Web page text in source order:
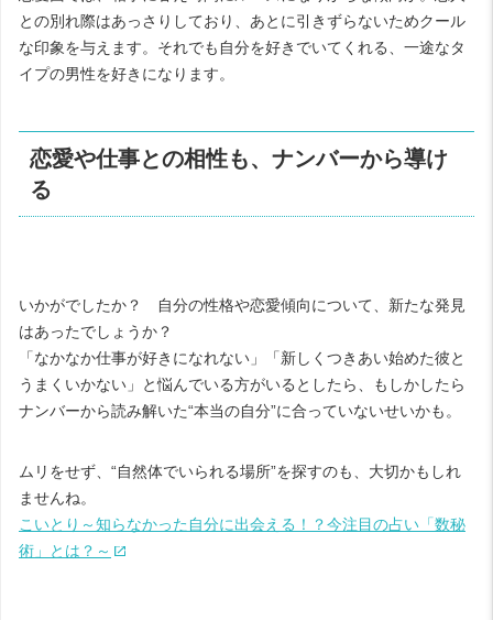
との別れ際はあっさりしており、あとに引きずらないためクール
な印象を与えます。それでも自分を好きでいてくれる、一途なタ
イプの男性を好きになります。
恋愛や仕事との相性も、ナンバーから導け
る
いかがでしたか？ 自分の性格や恋愛傾向について、新たな発見
はあったでしょうか？
「なかなか仕事が好きになれない」「新しくつきあい始めた彼と
うまくいかない」と悩んでいる方がいるとしたら、もしかしたら
ナンバーから読み解いた“本当の自分”に合っていないせいかも。
ムリをせず、“自然体でいられる場所”を探すのも、大切かもしれ
ませんね。
こいとり～知らなかった自分に出会える！？今注目の占い「数秘
術」とは？～